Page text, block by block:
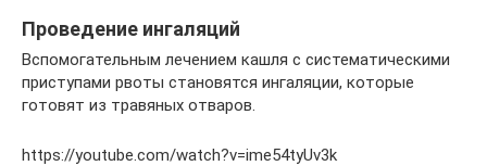
Проведение ингаляций
Вспомогательным лечением кашля с систематическими
приступами рвоты становятся ингаляции, которые
готовят из травяных отваров.
https://youtube.com/watch?v=ime54tyUv3k